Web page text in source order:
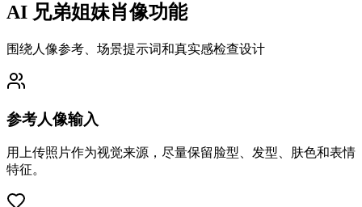
AI 兄弟姐妹肖像功能
围绕人像参考、场景提示词和真实感检查设计
参考人像输入
用上传照片作为视觉来源，尽量保留脸型、发型、肤色和表情
特征。